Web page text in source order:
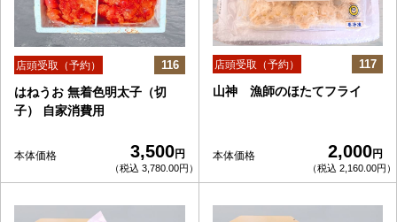
店頭受取（予約） 116
はねうお 無着色明太子（切
子） 自家消費用
本体価格 3,500円
（税込 3,780.00円）
店頭受取（予約） 117
山神 漁師のほたてフライ
本体価格 2,000円
（税込 2,160.00円）